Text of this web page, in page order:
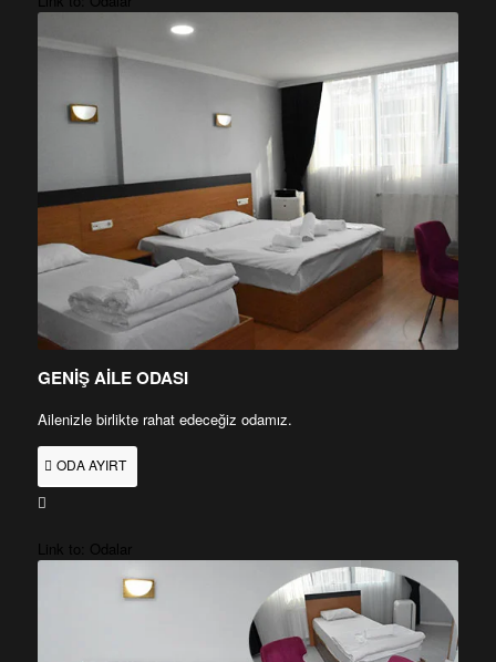
GENİŞ AİLE ODASI
Ailenizle birlikte rahat edeceğiz odamız.
ODA AYIRT
Link to: Odalar